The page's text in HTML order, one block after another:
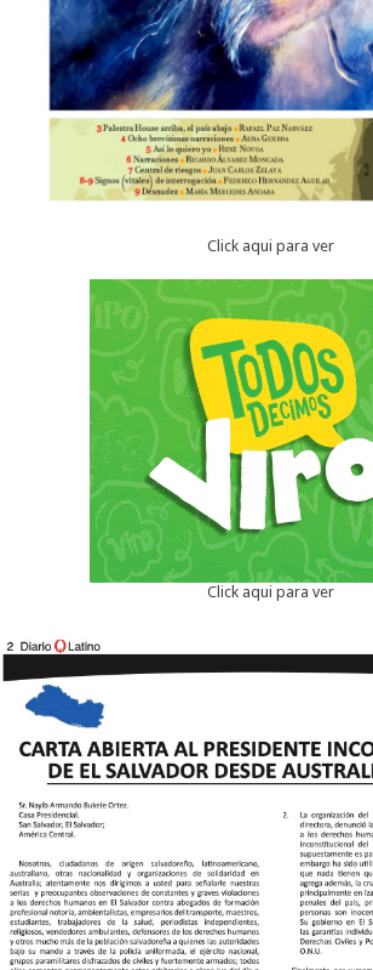
Click aqui para ver
Click aqui para ver